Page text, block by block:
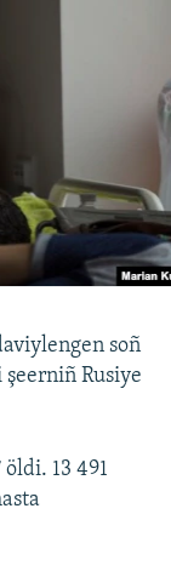
soñ
şeerniñ Rusiye
13 491